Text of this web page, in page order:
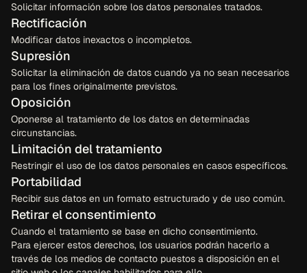
Solicitar información sobre los datos personales tratados.
Rectificación
Modificar datos inexactos o incompletos.
Supresión
Solicitar la eliminación de datos cuando ya no sean necesarios
para los fines originalmente previstos.
Oposición
Oponerse al tratamiento de los datos en determinadas
circunstancias.
Limitación del tratamiento
Restringir el uso de los datos personales en casos específicos.
Portabilidad
Recibir sus datos en un formato estructurado y de uso común.
Retirar el consentimiento
Cuando el tratamiento se base en dicho consentimiento.
Para ejercer estos derechos, los usuarios podrán hacerlo a
través de los medios de contacto puestos a disposición en el